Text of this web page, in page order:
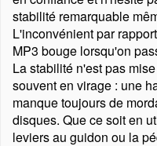
stabilité remarquable
L'inconvénient par
MP3 bouge lorsqu'on
La stabilité n'est pas
souvent en virage : une
manque toujours de
disques. Que ce soit en
leviers au guidon ou la